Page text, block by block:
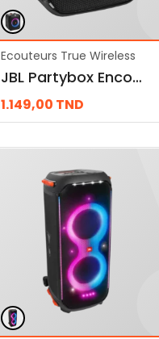
Ecouteurs True Wireless
JBL Partybox Encore Essential
1.149,00 TND